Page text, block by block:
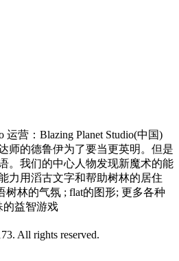
运营：Blazing Planet Studio(中国)
师的德鲁伊为了要当更英明。但是
。我们的中心人物发现新魔术的能
力用滔古文字和帮助树林的居住
树林的气氛 ; flat的图形; 更多各种
的益智游戏
All rights reserved.